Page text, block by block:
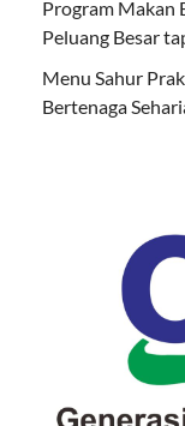
Program Makan
Peluang Besar
Menu Sahur
Bertenaga